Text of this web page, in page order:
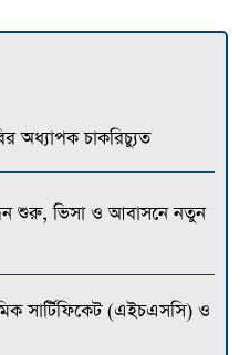
অধ্যাপক চাকরিচ্যুত
শুরু, ভিসা ও আবাসনে নতুন
সার্টিফিকেট (এইচএসসি) ও